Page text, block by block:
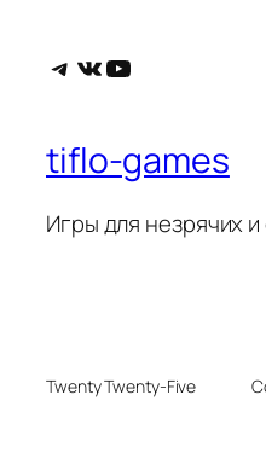
Telegram
ВКонтакте
YouTube
tiflo-games
Игры для незрячих
Twenty Twenty-Five